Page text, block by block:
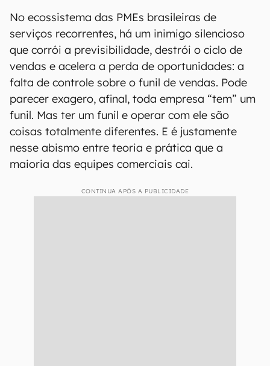
No ecossistema das PMEs brasileiras de
serviços recorrentes, há um inimigo silencioso
que corrói a previsibilidade, destrói o ciclo de
vendas e acelera a perda de oportunidades: a
falta de controle sobre o funil de vendas. Pode
parecer exagero, afinal, toda empresa “tem” um
funil. Mas ter um funil e operar com ele são
coisas totalmente diferentes. E é justamente
nesse abismo entre teoria e prática que a
maioria das equipes comerciais cai.
CONTINUA APÓS A PUBLICIDADE